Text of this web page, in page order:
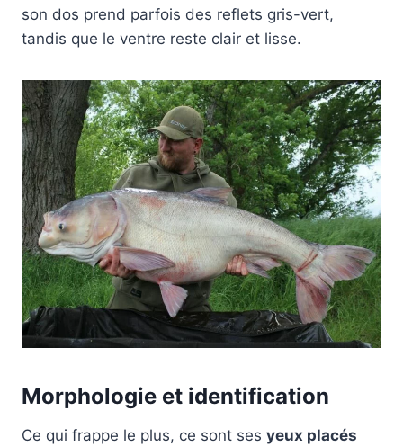
son dos prend parfois des reflets gris-vert,
tandis que le ventre reste clair et lisse.
Morphologie et identification
Ce qui frappe le plus, ce sont ses yeux placés